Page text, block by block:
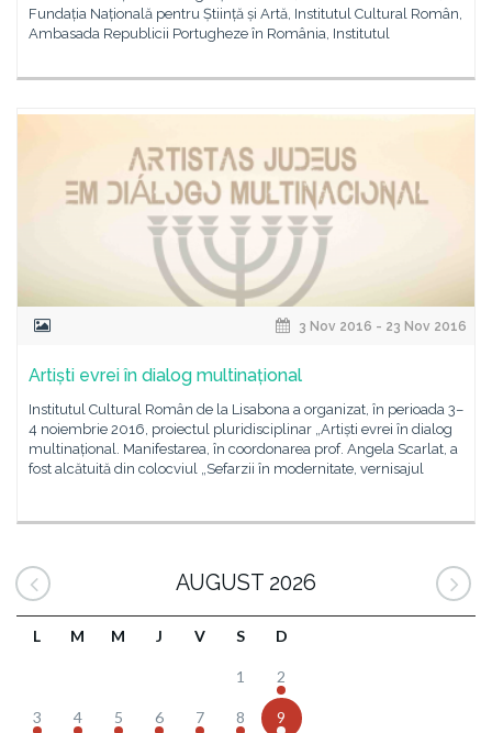
Fundația Națională pentru Știință și Artă, Institutul Cultural Român,
Ambasada Republicii Portugheze în România, Institutul
3 Nov 2016 - 23 Nov 2016
Artiști evrei în dialog multinațional
Institutul Cultural Român de la Lisabona a organizat, în perioada 3–
4 noiembrie 2016, proiectul pluridisciplinar „Artiști evrei în dialog
multinațional. Manifestarea, în coordonarea prof. Angela Scarlat, a
fost alcătuită din colocviul „Sefarzii în modernitate, vernisajul
AUGUST 2026
L M M J V S D
1 2
3 4 5 6 7 8 9